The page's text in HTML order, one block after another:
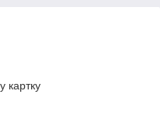
картку